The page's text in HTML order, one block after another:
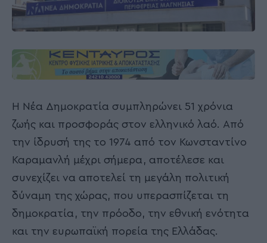
Η Νέα Δημοκρατία συμπληρώνει 51 χρόνια
ζωής και προσφοράς στον ελληνικό λαό. Από
την ίδρυσή της το 1974 από τον Κωνσταντίνο
Καραμανλή μέχρι σήμερα, αποτέλεσε και
συνεχίζει να αποτελεί τη μεγάλη πολιτική
δύναμη της χώρας, που υπερασπίζεται τη
δημοκρατία, την πρόοδο, την εθνική ενότητα
και την ευρωπαϊκή πορεία της Ελλάδας.